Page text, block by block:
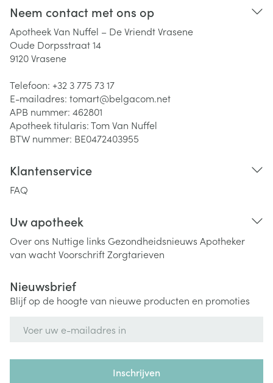
Neem contact met ons op
Apotheek Van Nuffel – De Vriendt Vrasene
Oude Dorpsstraat 14
9120Vrasene
Telefoon: +32 3 775 73 17
E-mailadres: tomart@belgacom.net
APB nummer: 462801
Apotheek titularis:Tom Van Nuffel
BTW nummer: BE0472403955
Klantenservice
FAQ
Uw apotheek
Over ons Nuttige links Gezondheidsnieuws Apotheker
van wachtVoorschriftZorgtarieven
Nieuwsbrief
Blijf op de hoogte van nieuwe producten en promoties
Inschrijven